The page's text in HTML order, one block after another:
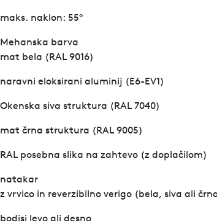
maks. naklon: 55°
Mehanska barva
mat bela (RAL 9016)
naravni eloksirani aluminij (E6-EV1)
Okenska siva struktura (RAL 7040)
mat črna struktura (RAL 9005)
RAL posebna slika na zahtevo (z doplačilom)
natakar
z vrvico in reverzibilno verigo (bela, siva ali
bodisi levo ali desno